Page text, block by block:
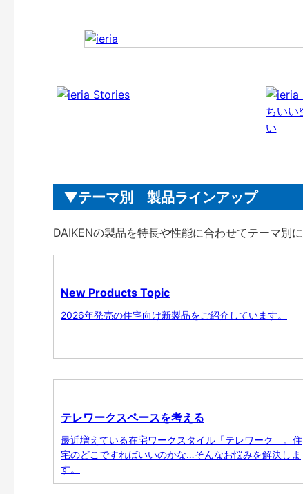
テーマ別 製品ラインアップ
DAIKENの製品を特長や性能に合わせてテーマ別に
New Products Topic
2026年発売の住宅向け新製品をご紹介しています。
テレワークスペースを考える
最近増えている在宅ワークスタイル「テレワーク」。住
宅のどこですればいいのかな…そんなお悩みを解決しま
す。